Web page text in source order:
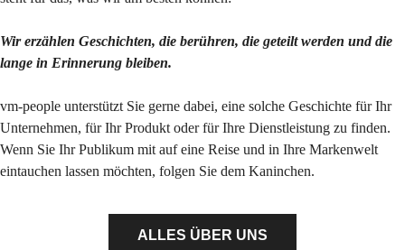
Wir erzählen Geschichten, die berühren, die geteilt werden und die
lange in Erinnerung bleiben.
vm-people unterstützt Sie gerne dabei, eine solche Geschichte für Ihr
Unternehmen, für Ihr Produkt oder für Ihre Dienstleistung zu finden.
Wenn Sie Ihr Publikum mit auf eine Reise und in Ihre Markenwelt
eintauchen lassen möchten, folgen Sie dem Kaninchen.
ALLES ÜBER UNS